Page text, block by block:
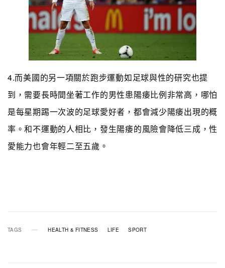
4.而美國的另一項關於跑步運動如足球與性的研究也提
到，需要長時間坐著工作的男性患陽痿比例非常高，哪怕
是每星期踢一次波的足球愛好者，都會減少陽痿出現的概
率。和不運動的人相比，發生陽痿的風險會降低三成，性
愛能力也會年輕二至五歲。
TAGS HEALTH & FITNESS LIFE SPORT